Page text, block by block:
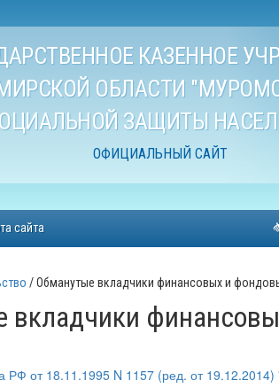
КАЗЕННОЕ
ОБЛАСТИ
ЗАЩИТЫ
ОФИЦИАЛЬНЫЙ САЙТ
сайта
Обманутые вкладчики финансовых и
вкладчики
РФ от 18.11.1995 N 1157 (ред. от